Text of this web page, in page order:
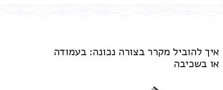
איך להוביל מקרר בצורה נכונה: בעמודה
או בשכיבה